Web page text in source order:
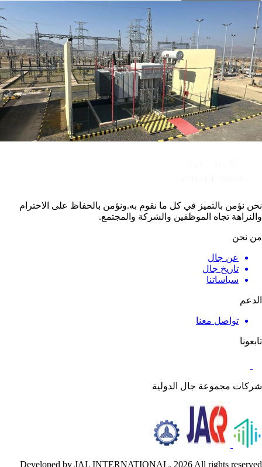
نحن نؤمن بالتميز في كل ما نقوم به.ونؤمن بالحفاظ على الاحترام
والنزاهة تجاه الموظفين والشركة والمجتمع.
من نحن
عن جال
تاريخ جال
سياساتنا
الدعم
تواصل معنا
تابعونا
شركات مجموعة جال الدولية
Developed by JAL INTERNATIONAL. 2026 All rights reserved